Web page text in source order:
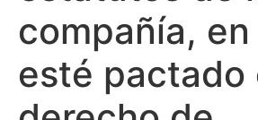
compañía,
esté pactado